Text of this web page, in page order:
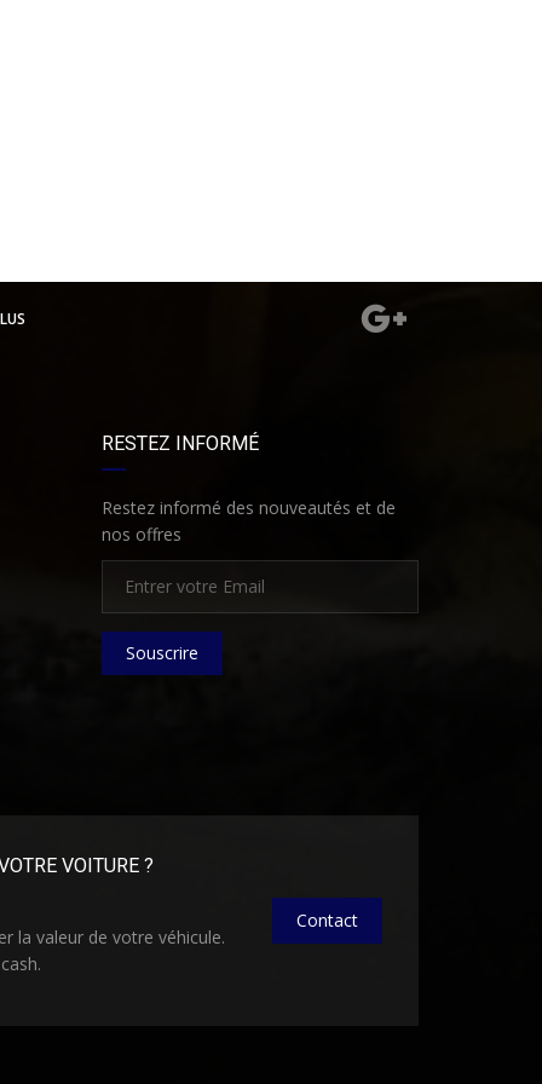
RESTEZ INFORMÉ
Restez informé des nouveautés et de
nos offres
Souscrire
VOITURE ?
la valeur de votre véhicule.
Contact